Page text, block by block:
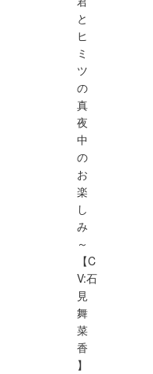
と
ヒ
ミ
ツ
の
真
夜
中
の
お
楽
し
み
～
【C
V:石
見
舞
菜
香
】